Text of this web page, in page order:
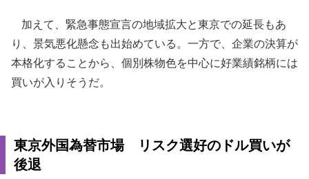
加えて、緊急事態宣言の地域拡大と東京での延長もあ
り、景気悪化懸念も出始めている。一方で、企業の決算が
本格化することから、個別株物色を中心に好業績銘柄には
買いが入りそうだ。
東京外国為替市場 リスク選好のドル買いが
後退